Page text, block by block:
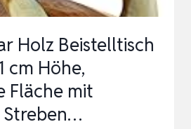
Holz Beistelltisch
cm Höhe,
Fläche mit